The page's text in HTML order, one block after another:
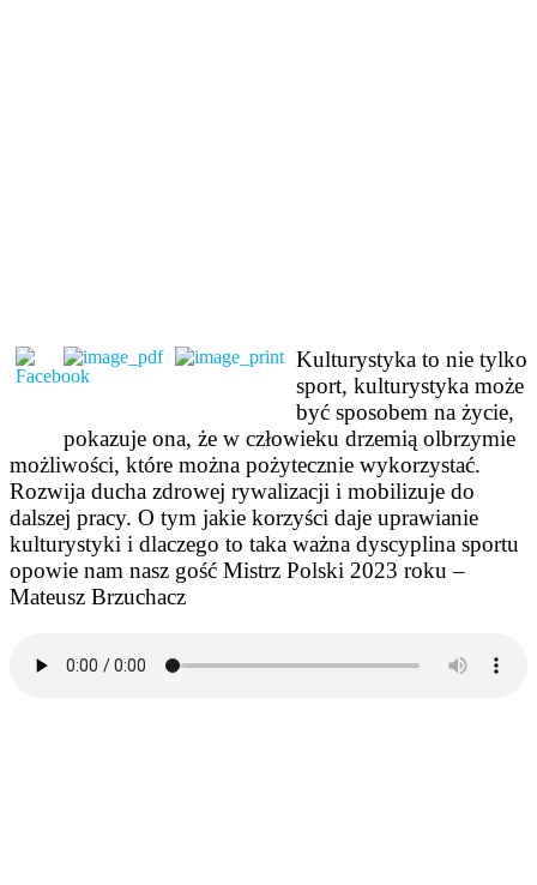
Kulturystyka to nie tylko
sport, kulturystyka może
być sposobem na życie,
pokazuje ona, że w człowieku drzemią olbrzymie
możliwości, które można pożytecznie wykorzystać.
Rozwija ducha zdrowej rywalizacji i mobilizuje do
dalszej pracy. O tym jakie korzyści daje uprawianie
kulturystyki i dlaczego to taka ważna dyscyplina sportu
opowie nam nasz gość Mistrz Polski 2023 roku –
Mateusz Brzuchacz